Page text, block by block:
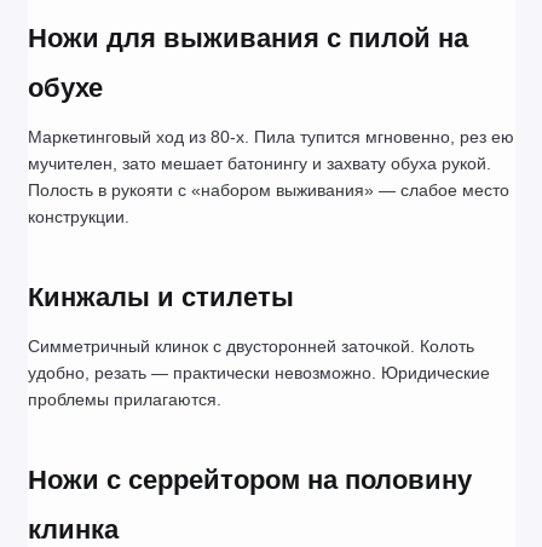
Ножи для выживания с пилой на
обухе
Маркетинговый ход из 80-х. Пила тупится мгновенно, рез ею
мучителен, зато мешает батонингу и захвату обуха рукой.
Полость в рукояти с «набором выживания» — слабое место
конструкции.
Кинжалы и стилеты
Симметричный клинок с двусторонней заточкой. Колоть
удобно, резать — практически невозможно. Юридические
проблемы прилагаются.
Ножи с серрейтором на половину
клинка